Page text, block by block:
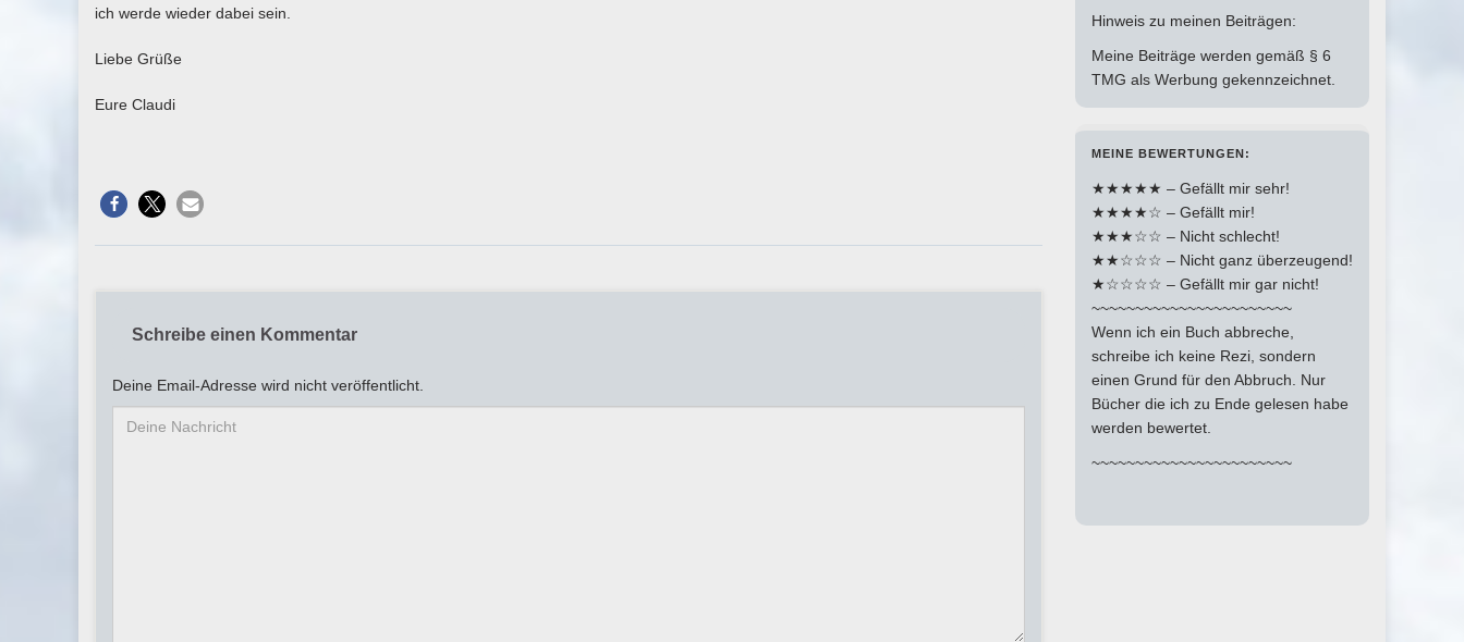
ich werde wieder dabei sein.
Liebe Grüße
Eure Claudi
Schreibe einen Kommentar
Deine Email-Adresse wird nicht veröffentlicht.
Hinweis zu meinen Beiträgen:
Meine Beiträge werden gemäß § 6
TMG als Werbung gekennzeichnet.
MEINE BEWERTUNGEN:
★★★★★ – Gefällt mir sehr!
★★★★☆ – Gefällt mir!
★★★☆☆ – Nicht schlecht!
★★☆☆☆ – Nicht ganz überzeugend!
★☆☆☆☆ – Gefällt mir gar nicht!
~~~~~~~~~~~~~~~~~~~~~~~
Wenn ich ein Buch abbreche,
schreibe ich keine Rezi, sondern
einen Grund für den Abbruch. Nur
Bücher die ich zu Ende gelesen habe
werden bewertet.
~~~~~~~~~~~~~~~~~~~~~~~